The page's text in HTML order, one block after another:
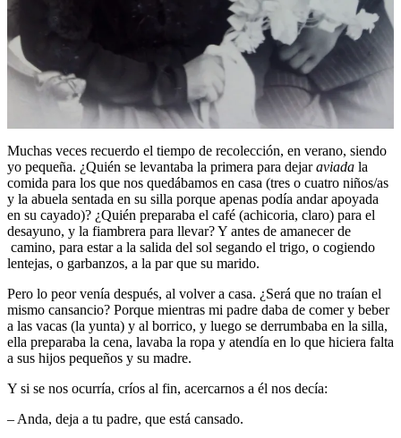
Muchas veces recuerdo el tiempo de recolección, en verano, siendo
yo pequeña. ¿Quién se levantaba la primera para dejaraviada la
comida para los que nos quedábamos en casa (tres o cuatro niños/as
y la abuela sentada en su silla porque apenas podía andar apoyada
en su cayado)? ¿Quién preparaba el café (achicoria, claro) para el
desayuno, y la fiambrera para llevar? Y antes de amanecer de
camino, para estar a la salida del sol segando el trigo, o cogiendo
lentejas, o garbanzos, a la par que su marido.
Pero lo peor venía después, al volver a casa. ¿Será que no traían el
mismo cansancio? Porque mientras mi padre daba de comer y beber
a las vacas (la yunta) y al borrico, y luego se derrumbaba en la silla,
ella preparaba la cena, lavaba la ropa y atendía en lo que hiciera falta
a sus hijos pequeños y su madre.
Y si se nos ocurría, críos al fin, acercarnos a él nos decía:
– Anda, deja a tu padre, que está cansado.